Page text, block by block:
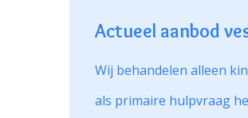
Actueel aanbod
Wij behandelen alleen
als primaire hulpvraag